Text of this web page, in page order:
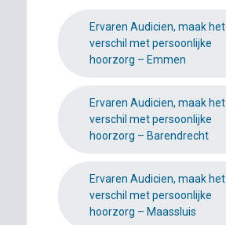
Ervaren Audicien, maak het
verschil met persoonlijke
hoorzorg – Emmen
Ervaren Audicien, maak het
verschil met persoonlijke
hoorzorg – Barendrecht
Ervaren Audicien, maak het
verschil met persoonlijke
hoorzorg – Maassluis